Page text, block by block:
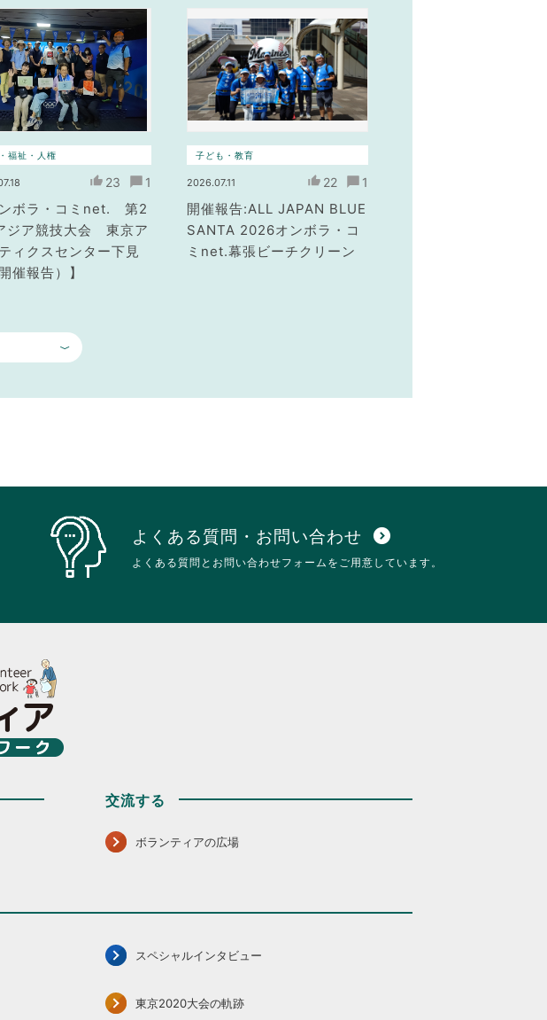
福祉・人権
23 1
ンボラ・コミnet. 第2
ジア競技大会 東京ア
ィクスセンター下見
催報告）】
子ども・教育
2026.07.11 22 1
開催報告:ALL JAPAN BLUE
SANTA 2026オンボラ・コ
ミnet.幕張ビーチクリーン
よくある質問・お問い合わせ expand_circle_down
よくある質問とお問い合わせフォームをご用意しています。
交流する
ボランティアの広場
スペシャルインタビュー
東京2020大会の軌跡